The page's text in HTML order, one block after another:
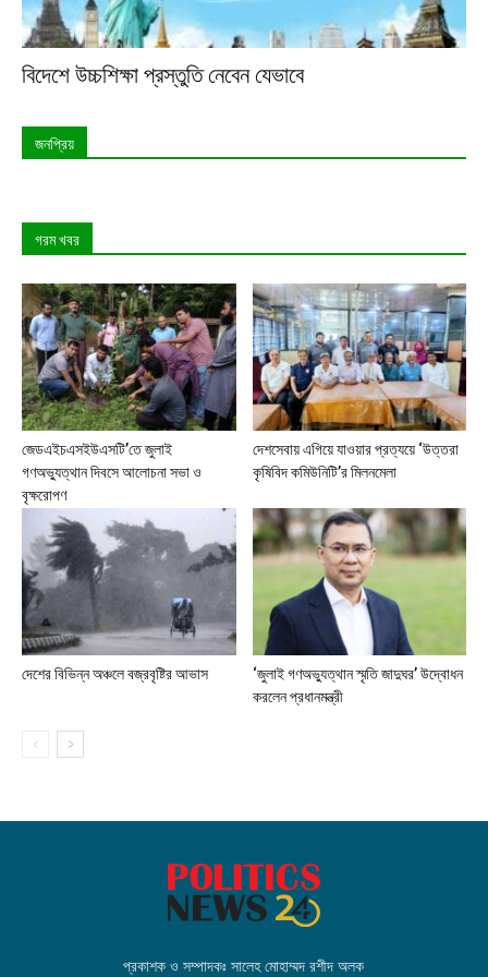
বিদেশে উচ্চশিক্ষা প্রস্তুতি নেবেন যেভাবে
জনপ্রিয়
গরম খবর
জেডএইচএসইউএসটি’তে জুলাই
গণঅভ্যুত্থান দিবসে আলোচনা সভা ও
বৃক্ষরোপণ
দেশসেবায় এগিয়ে যাওয়ার প্রত্যয়ে ‘উত্তরা
কৃষিবিদ কমিউনিটি’র মিলনমেলা
দেশের বিভিন্ন অঞ্চলে বজ্রবৃষ্টির আভাস
‘জুলাই গণঅভ্যুত্থান স্মৃতি জাদুঘর’ উদ্বোধন
করলেন প্রধানমন্ত্রী
প্রকাশক ও সম্পাদকঃ সালেহ মোহাম্মদ রশীদ অলক